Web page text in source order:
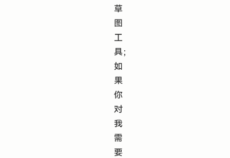
草
图
工
具；
如
果
你
对
我
需
要